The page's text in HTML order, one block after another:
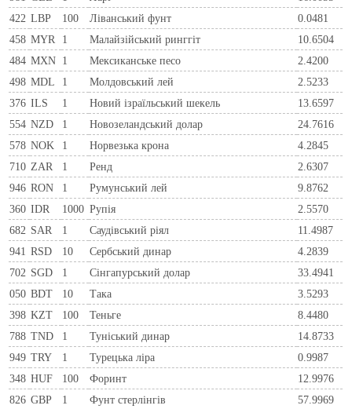
422 LBP 100 Ліванський фунт
0.0481
458 MYR 1 Малайзійський ринггіт
10.6504
484 MXN 1 Мексиканське песо
2.4200
498 MDL 1 Молдовський лей
2.5233
376 ILS 1 Новий ізраїльський шекель
13.6597
554 NZD 1 Новозеландський долар
24.7616
578 NOK 1 Норвезька крона
4.2845
710 ZAR 1 Ренд
2.6307
946 RON 1 Румунський лей
9.8762
360 IDR 1000 Рупія
2.5570
682 SAR 1 Саудівський ріял
11.4987
941 RSD 10 Сербський динар
4.2839
702 SGD 1 Сінгапурський долар
33.4941
050 BDT 10 Така
3.5293
398 KZT 100 Теньге
8.4480
788 TND 1 Туніський динар
14.8733
949 TRY 1 Турецька ліра
0.9987
348 HUF 100 Форинт
12.9976
826 GBP 1 Фунт стерлінгів 57.9969